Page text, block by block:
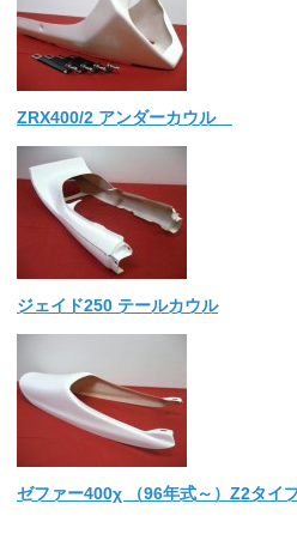
ZRX400/2 アンダーカウル
ジェイド250 テールカウル
ゼファー400χ （96年式～）Z2タイ